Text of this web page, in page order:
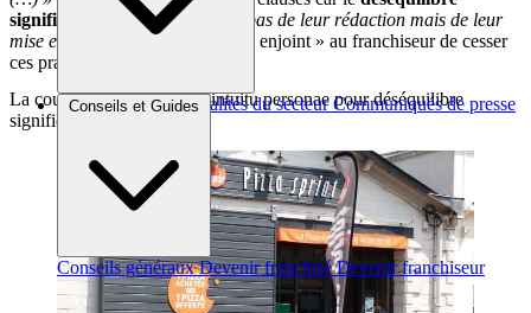
Brèves et actus Actualités du secteur Communiqués de presse
Conseils et Guides
Conseils généraux Devenir franchisé Devenir franchiseur
significatif
engendré« ne vient pas de leur rédaction mais de leur
mise en œuvre »
. Toutefois elle « enjoint » au franchiseur de cesser
ces pratiques.
La cour annule la clause d’intuitu personae pour déséquilibre
significatif